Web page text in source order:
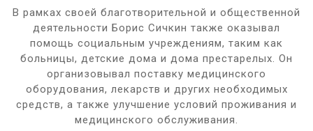
В рамках своей благотворительной и общественной
деятельности Борис Сичкин также оказывал
помощь социальным учреждениям, таким как
больницы, детские дома и дома престарелых. Он
организовывал поставку медицинского
оборудования, лекарств и других необходимых
средств, а также улучшение условий проживания и
медицинского обслуживания.